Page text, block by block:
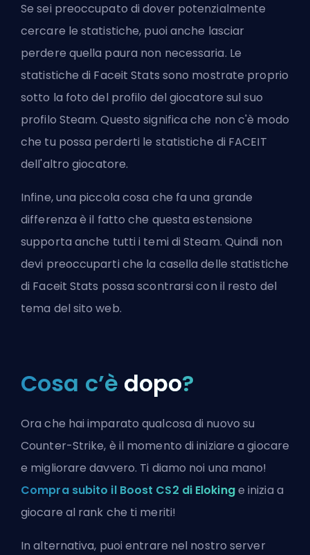
Se sei preoccupato di dover potenzialmente
cercare le statistiche, puoi anche lasciar
perdere quella paura non necessaria. Le
statistiche di Faceit Stats sono mostrate proprio
sotto la foto del profilo del giocatore sul suo
profilo Steam. Questo significa che non c'è modo
che tu possa perderti le statistiche di FACEIT
dell'altro giocatore.
Infine, una piccola cosa che fa una grande
differenza è il fatto che questa estensione
supporta anche tutti i temi di Steam. Quindi non
devi preoccuparti che la casella delle statistiche
di Faceit Stats possa scontrarsi con il resto del
tema del sito web.
Cosa c’è dopo?
Ora che hai imparato qualcosa di nuovo su
Counter-Strike, è il momento di iniziare a giocare
e migliorare davvero. Ti diamo noi una mano!
Compra subito il Boost CS2 di Elokinge inizia a
giocare al rank che ti meriti!
In alternativa, puoientrare nel nostro server